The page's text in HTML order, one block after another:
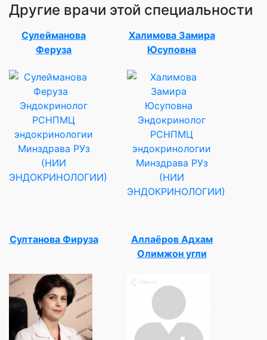
Другие врачи этой специальности
Сулейманова
Феруза
Эндокринолог
РСНПМЦ
эндокринологии
Минздрава РУз
(НИИ
ЭНДОКРИНОЛОГИИ)
Халимова Замира
Юсуповна
Эндокринолог
РСНПМЦ
эндокринологии
Минздрава РУз
(НИИ
ЭНДОКРИНОЛОГИИ)
Султанова Фируза
Аллаёров Адхам
Олимжон угли